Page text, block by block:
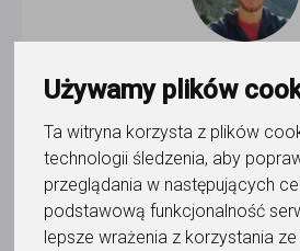
Używamy plików
Ta witryna korzysta z plików
technologii śledzenia, aby
przeglądania w następujących
podstawową funkcjonalność
lepsze wrażenia z korzystania
Mateusz Gawlik
Wyślij
Ostatnia aktywność:
21 dni temu
Pokaż